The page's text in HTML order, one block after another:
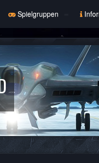
Spielgruppen